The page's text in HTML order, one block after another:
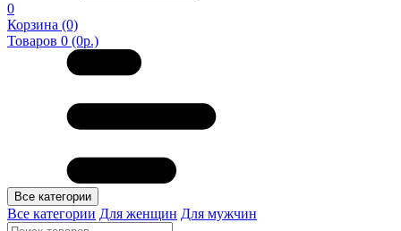
0
Корзина (0)
Товаров 0 (0р.)
Все категории
Все категории Для женщин Для мужчин